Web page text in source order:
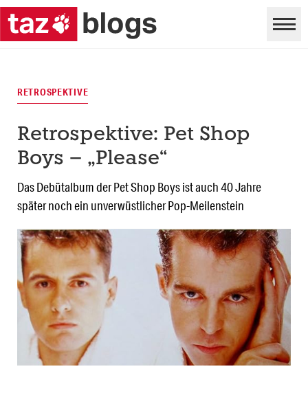
RETROSPEKTIVE
Retrospektive: Pet Shop
Boys – „Please“
Das Debütalbum der Pet Shop Boys ist auch 40 Jahre
später noch ein unverwüstlicher Pop-Meilenstein